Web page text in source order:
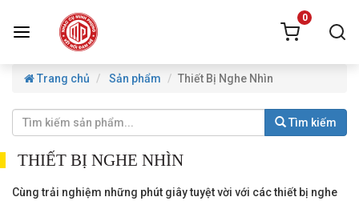
0
Trang chủ Sản phẩm Thiết Bị Nghe Nhìn
Tìm kiếm
THIẾT BỊ NGHE NHÌN
Cùng trải nghiệm những phút giây tuyệt vời với các thiết bị nghe